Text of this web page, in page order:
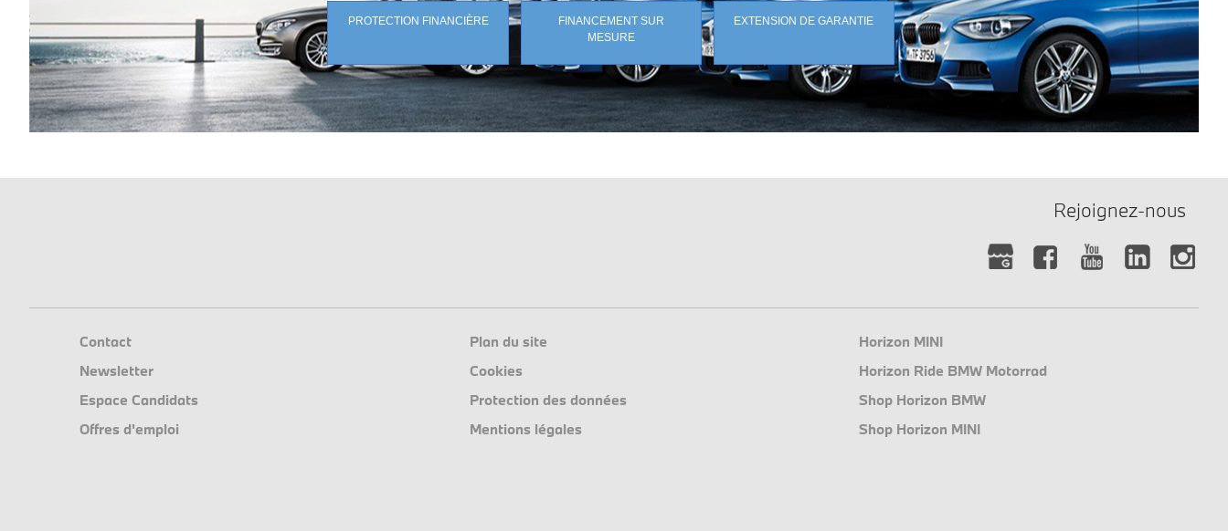
PROTECTION FINANCIÈRE
FINANCEMENT SUR
MESURE
EXTENSION DE GARANTIE
Rejoignez-nous
Contact
Newsletter
Espace Candidats
Offres d'emploi
Plan du site
Cookies
Protection des données
Mentions légales
Horizon MINI
Horizon Ride BMW Motorrad
Shop Horizon BMW
Shop Horizon MINI